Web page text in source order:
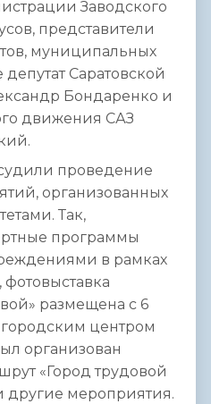
Заводского
представители
муниципальных
Саратовской
Бондаренко и
движения САЗ
проведение
организованных
Так,
программы
в рамках
размещена с 6
центром
организован
«Город трудовой
другие мероприятия.